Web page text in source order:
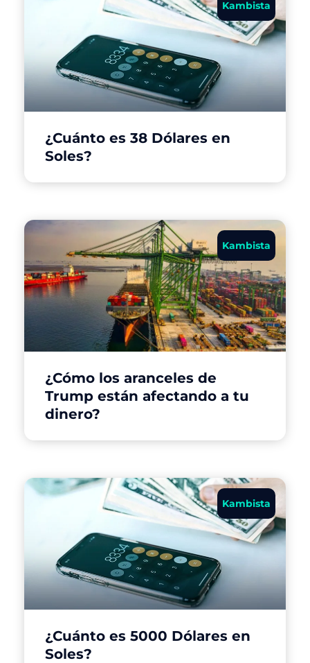
Kambista
¿Cuánto es 38 Dólares en
Soles?
Kambista
¿Cómo los aranceles de
Trump están afectando a tu
dinero?
Kambista
¿Cuánto es 5000 Dólares en
Soles?